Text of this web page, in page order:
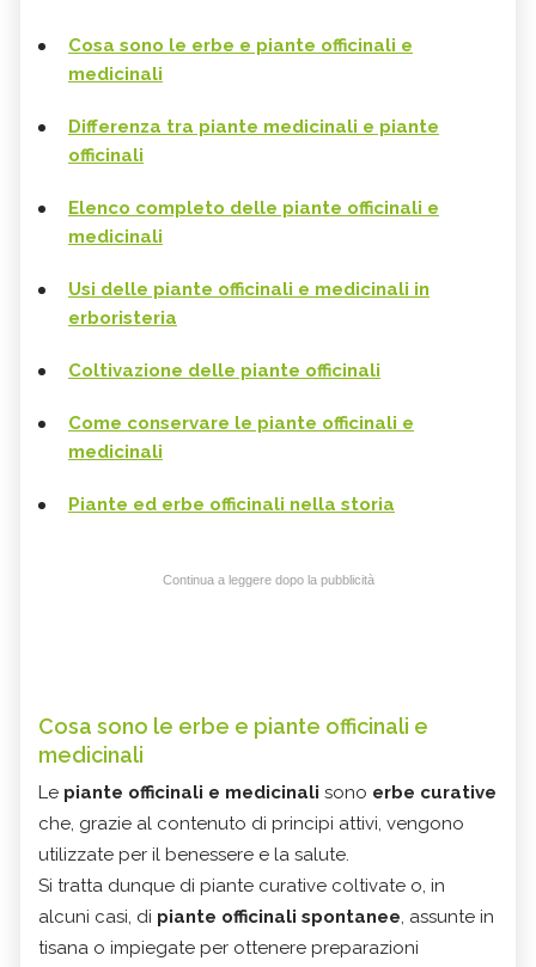
Cosa sono le erbe e piante officinali e
medicinali
Differenza tra piante medicinali e piante
officinali
Elenco completo delle piante officinali e
medicinali
Usi delle piante officinali e medicinali in
erboristeria
Coltivazione delle piante officinali
Come conservare le piante officinali e
medicinali
Piante ed erbe officinali nella storia
Continua a leggere dopo la pubblicità
Cosa sono le erbe e piante officinali e
medicinali
Le piante officinali e medicinali sono erbe curative
che, grazie al contenuto di principi attivi, vengono
utilizzate per il benessere e la salute.
Si tratta dunque di piante curative coltivate o, in
alcuni casi, di piante officinali spontanee, assunte in
tisana o impiegate per ottenere preparazioni